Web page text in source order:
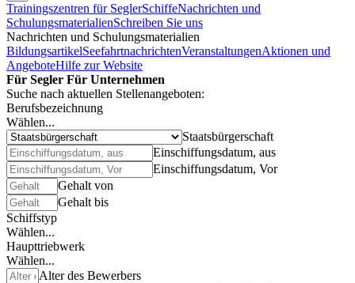
Trainingszentren für SeglerSchiffeNachrichten und
SchulungsmaterialienSchreiben Sie uns
Nachrichten und Schulungsmaterialien
BildungsartikelSeefahrtnachrichtenVeranstaltungenAktionen und
AngeboteHilfe zur Website
Für Segler Für Unternehmen
Suche nach aktuellen Stellenangeboten:
Berufsbezeichnung
Wählen...
Staatsbürgerschaft
Einschiffungsdatum, aus
Einschiffungsdatum, Vor
Gehalt von
Gehalt bis
Schiffstyp
Wählen...
Haupttriebwerk
Wählen...
Alter des Bewerbers